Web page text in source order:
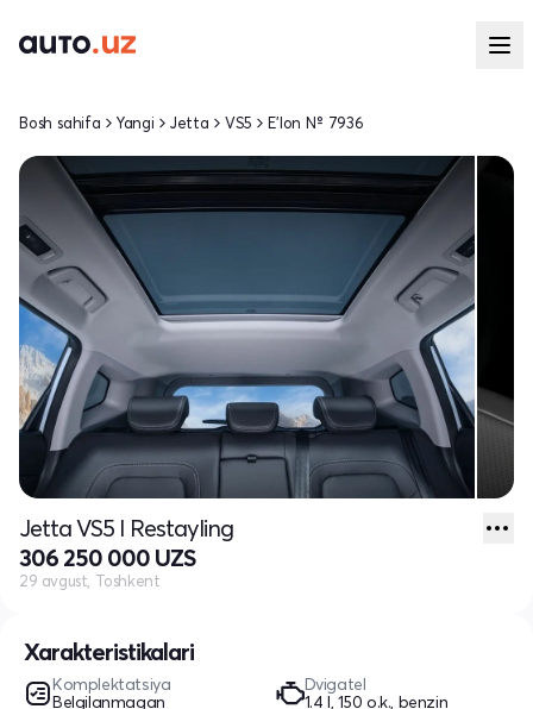
Xarakteristikalari
Komplektatsiya
Belgilanmagan
Dvigatel
1.4 l, 150 o.k., benzin
Bosh sahifa Yangi Jetta VS5 E'lon № 7936
Jetta VS5 I Restayling
306 250 000 UZS
29 avgust, Toshkent